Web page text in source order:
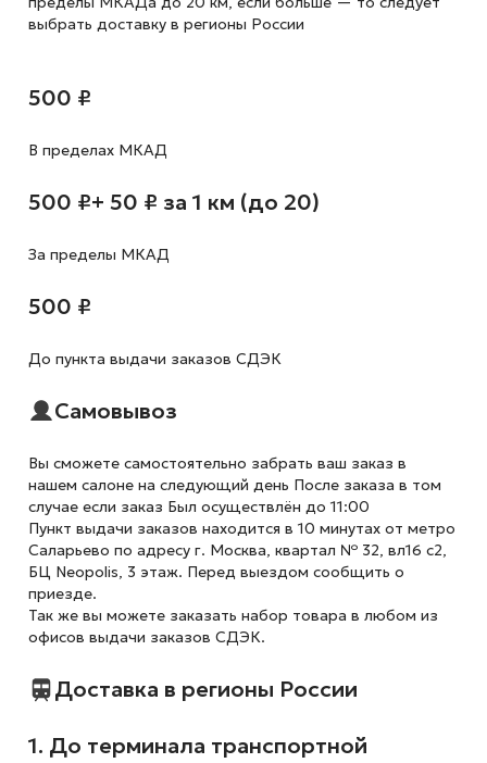
выбрать доставку в регионы России
500 ₽
В пределах МКАД
500 ₽+ 50 ₽ за 1 км (до 20)
За пределы МКАД
500 ₽
До пункта выдачи заказов СДЭК
Самовывоз
Вы сможете самостоятельно забрать ваш заказ в
нашем салоне на следующий день После заказа в том
случае если заказ Был осуществлён до 11:00
Пункт выдачи заказов находится в 10 минутах от метро
Саларьево по адресу г. Москва, квартал № 32, вл16 с2,
БЦ Neopolis, 3 этаж. Перед выездом сообщить о
приезде.
Так же вы можете заказать набор товара в любом из
офисов выдачи заказов СДЭК.
Доставка в регионы России
1. До терминала транспортной